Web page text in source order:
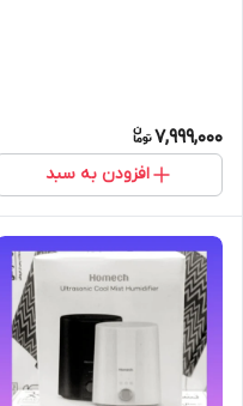
7,999,000
افزودن به سبد